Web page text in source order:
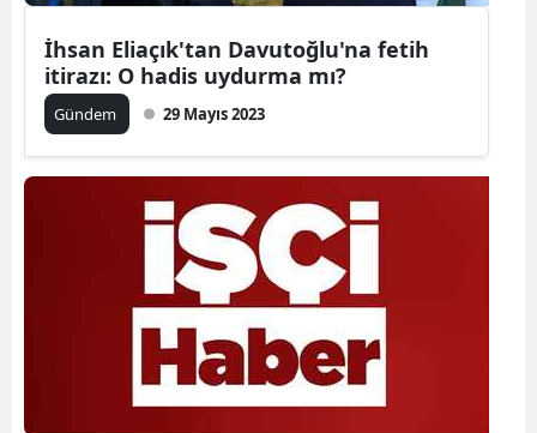
Batman
İhsan Eliaçık'tan Davutoğlu'na fetih
itirazı: O hadis uydurma mı?
Gündem 29 Mayıs 2023